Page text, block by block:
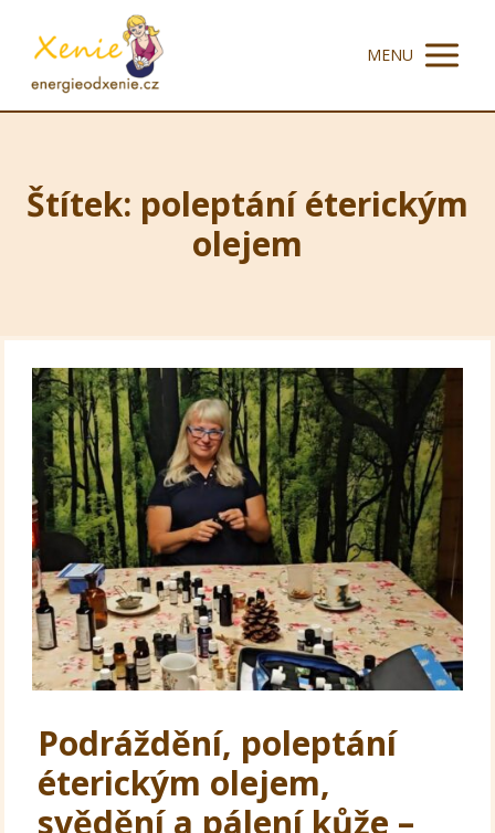
MENU
Štítek: poleptání éterickým
olejem
Podráždění, poleptání
éterickým olejem,
svědění a pálení kůže –